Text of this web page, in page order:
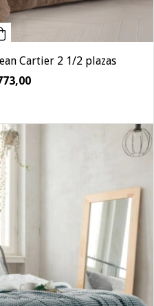
Cartier 2 1/2 plazas